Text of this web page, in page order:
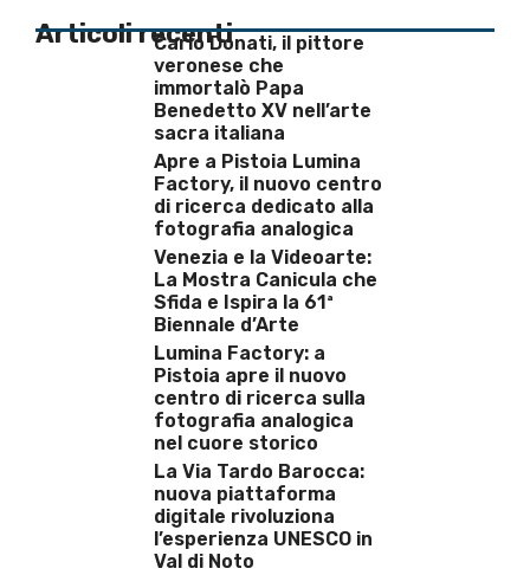
Articoli recentiCarlo Donati, il pittore
veronese che
immortalò Papa
Benedetto XV nell’arte
sacra italiana
Apre a Pistoia Lumina
Factory, il nuovo centro
di ricerca dedicato alla
fotografia analogica
Venezia e la Videoarte:
La Mostra Canicula che
Sfida e Ispira la 61ª
Biennale d’Arte
Lumina Factory: a
Pistoia apre il nuovo
centro di ricerca sulla
fotografia analogica
nel cuore storico
La Via Tardo Barocca:
nuova piattaforma
digitale rivoluziona
l’esperienza UNESCO in
Val di Noto